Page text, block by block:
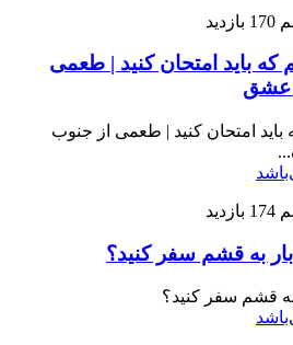
170 بازدید
باید امتحان کنید | طعمی
عشق
امتحان کنید | طعمی از جنوب
174 بازدید
به قشم سفر کنید؟
به قشم سفر کنید؟